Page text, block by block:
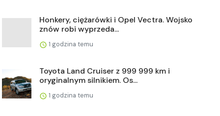
Honkery, ciężarówki i Opel Vectra. Wojsko
znów robi wyprzeda...
1 godzina temu
Toyota Land Cruiser z 999 999 km i
oryginalnym silnikiem. Os...
1 godzina temu